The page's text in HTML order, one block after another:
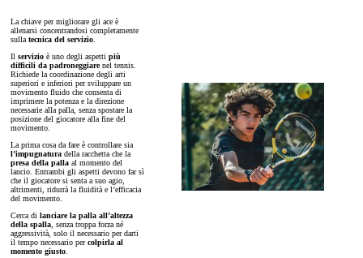
La chiave per migliorare gli ace è
allenarsi concentrandosi completamente
sullatecnica del servizio.
Il servizio è uno degli aspetti più
difficili da padroneggiarenel tennis.
Richiede la coordinazione degli arti
superiori e inferiori per sviluppare un
movimento fluido che consenta di
imprimere la potenza e la direzione
necessarie alla palla, senza spostare la
posizione del giocatore alla fine del
movimento.
La prima cosa da fare è controllare sia
l’impugnatura della racchetta che la
presa della palla al momento del
lancio. Entrambi gli aspetti devono far sì
che il giocatore si senta a suo agio,
altrimenti, ridurrà la fluidità e l’efficacia
del movimento.
Cerca di lanciare la palla all’altezza
della spalla, senza troppa forza né
aggressività, solo il necessario per darti
il tempo necessario percolpirla al
momento giusto.